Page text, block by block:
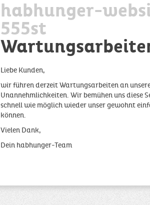
habhunger-
555st
Liebe Kunden,
wir führen derzeit Wartungsarbeiten an
Unannehmlichkeiten. Wir bemühen uns diese
schnell wie möglich wieder unser gewohnt
können.
Vielen Dank,
Dein habhunger-Team